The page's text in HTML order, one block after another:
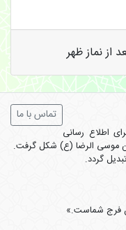
تماس با ما
اطلاع رسانی
موسی الرضا (ع) شکل گرفت.
گردد.
فرج شماست.»